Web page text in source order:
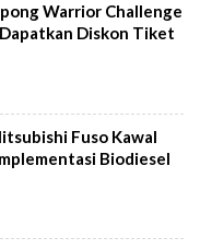
Warrior Challenge
Diskon Tiket
Fuso Kawal
Biodiesel